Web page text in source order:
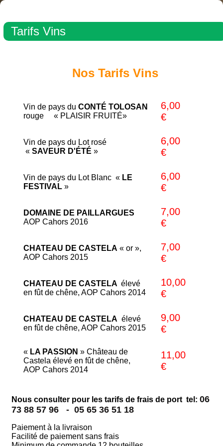
Tarifs Vins
Nos Tarifs Vins
Vin de pays du CONTÉ TOLOSAN
rouge « PLAISIR FRUITÉ»
6,00
€
Vin de pays du Lot rosé
« SAVEUR D'ÉTÉ »
6,00
€
Vin de pays du Lot Blanc « LE
FESTIVAL »
6,00
€
DOMAINE DE PAILLARGUES
AOP Cahors 2016
7,00
€
CHATEAU DE CASTELA « or »,
AOP Cahors 2015
7,00
€
CHATEAU DE CASTELA élevé
en fût de chêne, AOP Cahors 2014
10,00
€
CHATEAU DE CASTELA élevé
en fût de chêne, AOP Cahors 2015
9,00
€
« LA PASSION » Château de
Castela élevé en fût de chêne,
AOP Cahors 2014
11,00
€
Nous consulter pour les tarifs de frais de port tel: 06
73 88 57 96 - 05 65 36 51 18
Paiement à la livraison
Facilité de paiement sans frais